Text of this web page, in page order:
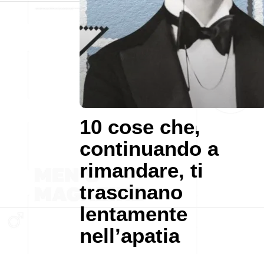
10 cose che,
continuando a
rimandare, ti
trascinano
lentamente
nell’apatia